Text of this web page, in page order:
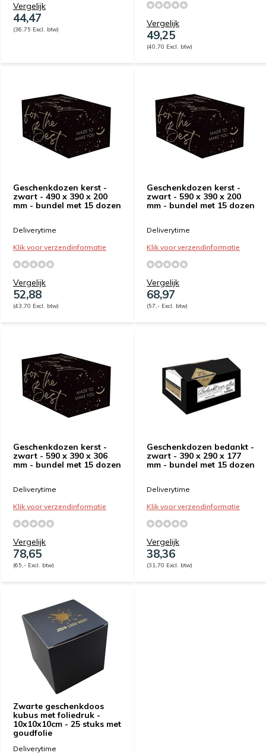
Vergelijk
44,47
(36,75 Excl. btw)
Vergelijk
49,25
(40,70 Excl. btw)
Geschenkdozen kerst -
zwart - 490 x 390 x 200
mm - bundel met 15 dozen
Deliverytime
Klik voor verzendinformatie
Vergelijk
52,88
(43,70 Excl. btw)
Geschenkdozen kerst -
zwart - 590 x 390 x 200
mm - bundel met 15 dozen
Deliverytime
Klik voor verzendinformatie
Vergelijk
68,97
(57,- Excl. btw)
Geschenkdozen kerst -
zwart - 590 x 390 x 306
mm - bundel met 15 dozen
Deliverytime
Klik voor verzendinformatie
Vergelijk
78,65
(65,- Excl. btw)
Geschenkdozen bedankt -
zwart - 390 x 290 x 177
mm - bundel met 15 dozen
Deliverytime
Klik voor verzendinformatie
Vergelijk
38,36
(31,70 Excl. btw)
Zwarte geschenkdoos
kubus met foliedruk -
10x10x10cm - 25 stuks met
goudfolie
Deliverytime